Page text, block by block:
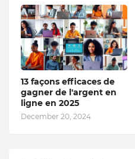
13 façons efficaces de
gagner de l'argent en
ligne en 2025
December 20, 2024